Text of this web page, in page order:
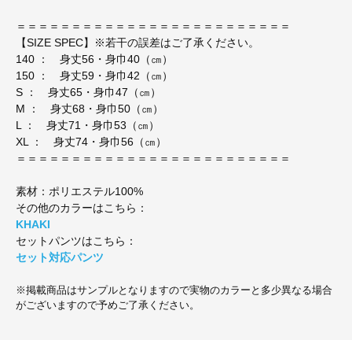
＝＝＝＝＝＝＝＝＝＝＝＝＝＝＝＝＝＝＝＝＝＝＝＝＝
【SIZE SPEC】※若干の誤差はご了承ください。
140 ： 身丈56・身巾40（㎝）
150 ： 身丈59・身巾42（㎝）
S ： 身丈65・身巾47（㎝）
M ： 身丈68・身巾50（㎝）
L ： 身丈71・身巾53（㎝）
XL ： 身丈74・身巾56（㎝）
＝＝＝＝＝＝＝＝＝＝＝＝＝＝＝＝＝＝＝＝＝＝＝＝＝
素材：ポリエステル100%
その他のカラーはこちら：
KHAKI
セットパンツはこちら：
セット対応パンツ
※掲載商品はサンプルとなりますので実物のカラーと多少異なる場合
がございますので予めご了承ください。